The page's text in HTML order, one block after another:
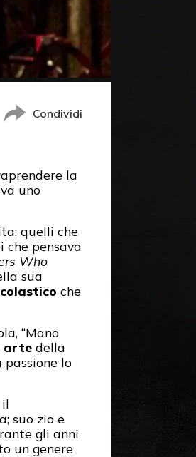
Condividi
la
uno
quelli che
che pensava
Who
sua
che
“Mano
arte della
lo
il
suo zio e
gli anni
un genere